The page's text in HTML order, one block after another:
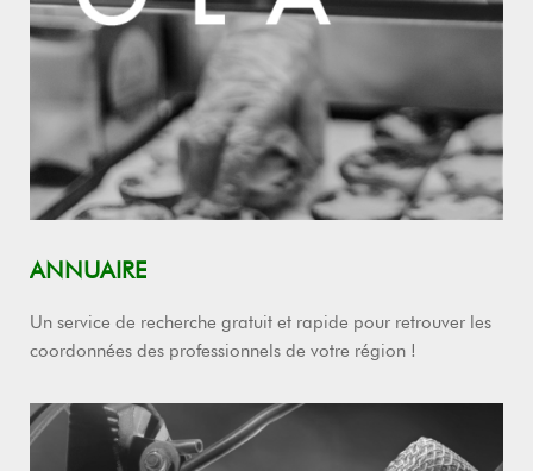
ANNUAIRE
Un service de recherche gratuit et rapide pour retrouver les
coordonnées des professionnels de votre région !